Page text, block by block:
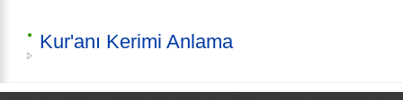
Kur'anı Kerimi Anlama